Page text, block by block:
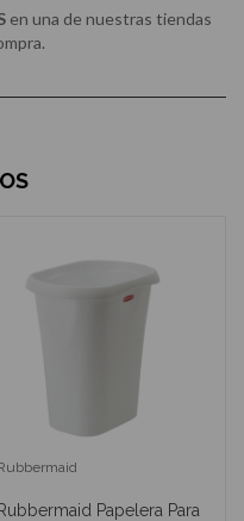
en una de nuestras tiendas
Rubbermaid Papelera Para